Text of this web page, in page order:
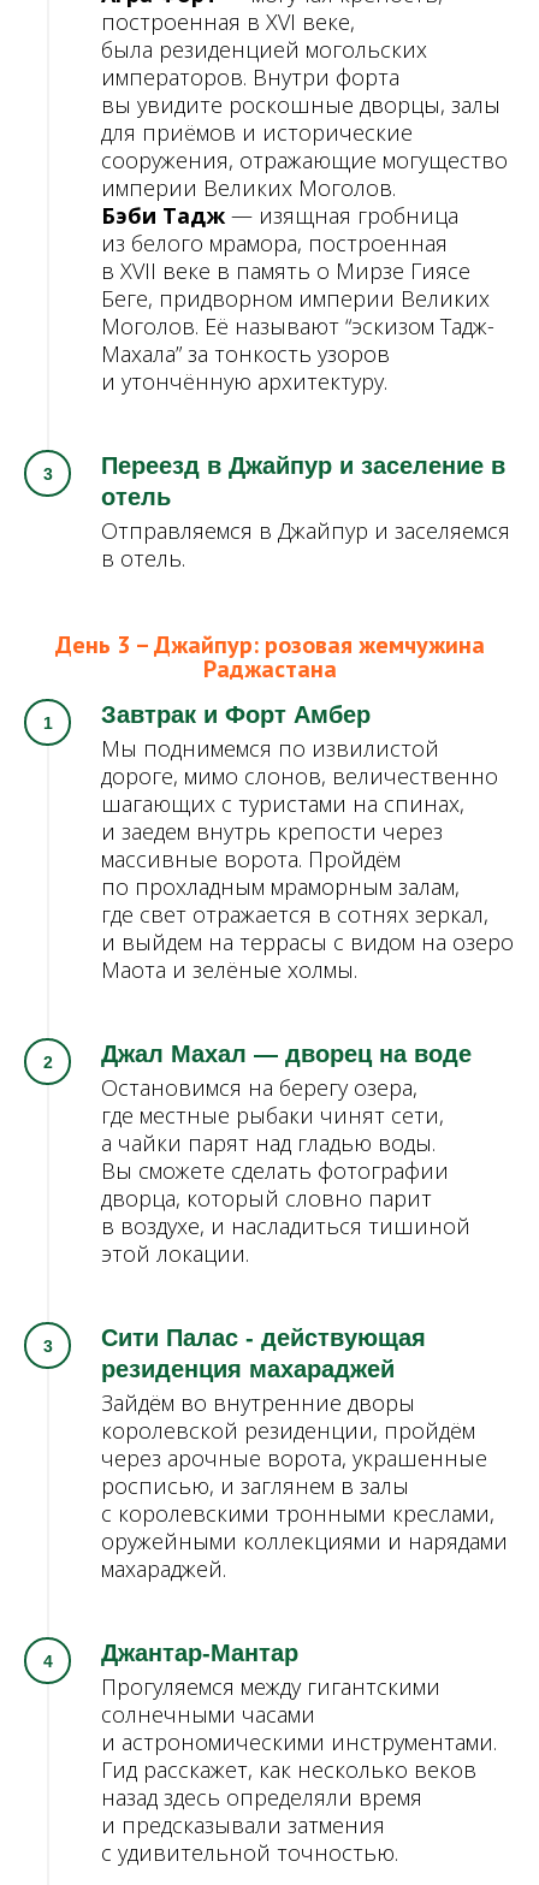
построенная в XVI веке,
была резиденцией могольских
императоров. Внутри форта
вы увидите роскошные дворцы, залы
для приёмов и исторические
сооружения, отражающие могущество
империи Великих Моголов.
Бэби Тадж — изящная гробница
из белого мрамора, построенная
в XVII веке в память о Мирзе Гиясе
Беге, придворном империи Великих
Моголов. Её называют “эскизом Тадж-
Махала” за тонкость узоров
и утончённую архитектуру.
Переезд в Джайпур и заселение в
отель
Отправляемся в Джайпур и заселяемся
в отель.
День 3 – Джайпур: розовая жемчужина
Раджастана
Завтрак и Форт Амбер
Мы поднимемся по извилистой
дороге, мимо слонов, величественно
шагающих с туристами на спинах,
и заедем внутрь крепости через
массивные ворота. Пройдём
по прохладным мраморным залам,
где свет отражается в сотнях зеркал,
и выйдем на террасы с видом на озеро
Маота и зелёные холмы.
Джал Махал — дворец на воде
Остановимся на берегу озера,
где местные рыбаки чинят сети,
а чайки парят над гладью воды.
Вы сможете сделать фотографии
дворца, который словно парит
в воздухе, и насладиться тишиной
этой локации.
Сити Палас - действующая
резиденция махараджей
Зайдём во внутренние дворы
королевской резиденции, пройдём
через арочные ворота, украшенные
росписью, и заглянем в залы
с королевскими тронными креслами,
оружейными коллекциями и нарядами
махараджей.
Джантар-Мантар
Прогуляемся между гигантскими
солнечными часами
и астрономическими инструментами.
Гид расскажет, как несколько веков
назад здесь определяли время
и предсказывали затмения
с удивительной точностью.